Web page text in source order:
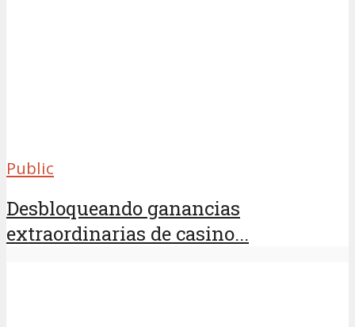
Public
Desbloqueando ganancias
extraordinarias de casino...